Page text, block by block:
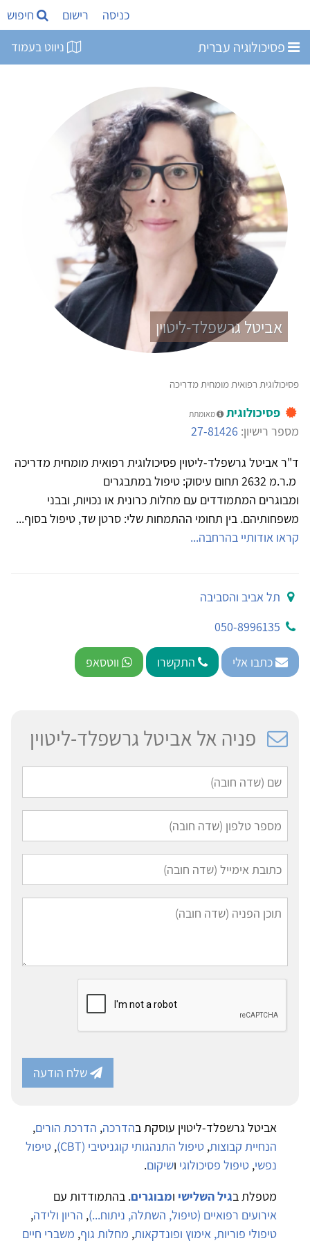
כניסה רישום חיפוש
פסיכולוגיה עברית ניווט בעמוד
אביטל גרשפלד-ליטוין
פסיכולוגית רפואית מומחית מדריכה
פסיכולוגית מאומתת
מספר רישיון: 27-81426
ד"ר אביטל גרשפלד-ליטוין פסיכולוגית רפואית מומחית מדריכה
מ.ר.מ 2632 תחום עיסוק: טיפול במתבגרים
ומבוגרים המתמודדים עם מחלות כרונית או נכויות, ובבני
משפחותיהם. בין תחומי ההתמחות שלי: סרטן שד, טיפול בסוף...
קראו אודותיי בהרחבה...
תל אביב והסביבה
050-8996135
כתבו אלי התקשרו ווטסאפ
פניה אל אביטל גרשפלד-ליטוין
שלח הודעה
אביטל גרשפלד-ליטוין עוסקת בהדרכה, הדרכת הורים,
הנחיית קבוצות, טיפול התנהגותי קוגניטיבי (CBT) , טיפול
נפשי, טיפול פסיכולוגי ושיקום.
מטפלת בגיל השלישי ומבוגרים. בהתמודדות עם
אירועים רפואיים (טיפול, השתלה, ניתוח...), הריון ולידה,
טיפולי פוריות, אימוץ ופונדקאות, מחלות גוף, משברי חיים